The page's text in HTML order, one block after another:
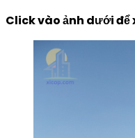
Click vào ảnh dưới để